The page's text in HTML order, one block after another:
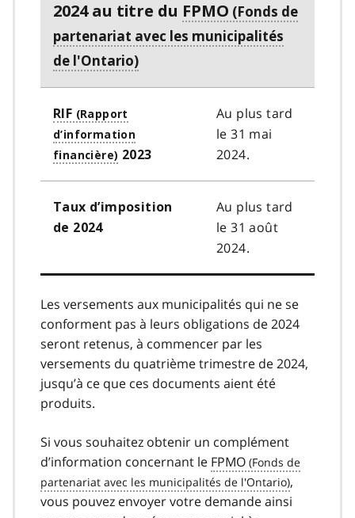
2024 au titre du FPMO
RIF
2023
Au plus tard
le 31 mai
2024.
Taux d’imposition
de 2024
Au plus tard
le 31 août
2024.
Les versements aux municipalités qui ne se
conforment pas à leurs obligations de 2024
seront retenus, à commencer par les
versements du quatrième trimestre de 2024,
jusqu’à ce que ces documents aient été
produits.
Si vous souhaitez obtenir un complément
d’information concernant le FPMO
,
vous pouvez envoyer votre demande ainsi